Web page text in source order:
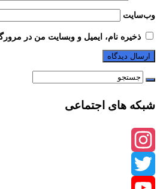
وب‌سایت
ذخیره نام، ایمیل و وبسایت من در
شبکه های اجتماعی
Instagram